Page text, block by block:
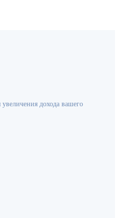
дохода вашего